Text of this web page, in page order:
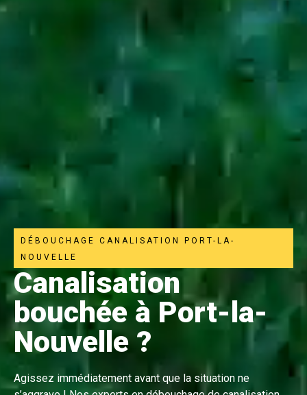
DÉBOUCHAGE CANALISATION PORT-LA-
NOUVELLE
Canalisation
bouchée à Port-la-
Nouvelle ?
Agissez immédiatement avant que la situation ne